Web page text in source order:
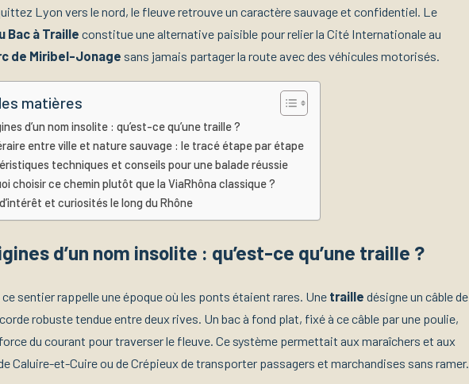
Lyon vers le nord, le fleuve retrouve un caractère sauvage et confidentiel. Le
Bac à Traille constitue une alternative paisible pour relier la Cité Internationale au
de Miribel-Jonage sans jamais partager la route avec des véhicules motorisés.
matières
d’un nom insolite : qu’est-ce qu’une traille ?
entre ville et nature sauvage : le tracé étape par étape
techniques et conseils pour une balade réussie
choisir ce chemin plutôt que la ViaRhôna classique ?
et curiosités le long du Rhône
d’un nom insolite : qu’est-ce qu’une traille ?
ce sentier rappelle une époque où les ponts étaient rares. Une traille désigne un câble de
robuste tendue entre deux rives. Un bac à fond plat, fixé à ce câble par une poulie,
du courant pour traverser le fleuve. Ce système permettait aux maraîchers et aux
Caluire-et-Cuire ou de Crépieux de transporter passagers et marchandises sans ramer.